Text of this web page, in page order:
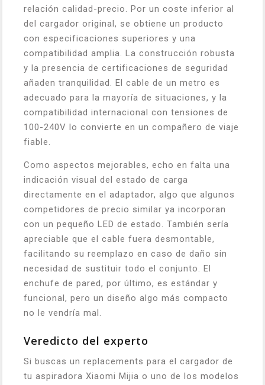
relación calidad-precio. Por un coste inferior al
del cargador original, se obtiene un producto
con especificaciones superiores y una
compatibilidad amplia. La construcción robusta
y la presencia de certificaciones de seguridad
añaden tranquilidad. El cable de un metro es
adecuado para la mayoría de situaciones, y la
compatibilidad internacional con tensiones de
100-240V lo convierte en un compañero de viaje
fiable.
Como aspectos mejorables, echo en falta una
indicación visual del estado de carga
directamente en el adaptador, algo que algunos
competidores de precio similar ya incorporan
con un pequeño LED de estado. También sería
apreciable que el cable fuera desmontable,
facilitando su reemplazo en caso de daño sin
necesidad de sustituir todo el conjunto. El
enchufe de pared, por último, es estándar y
funcional, pero un diseño algo más compacto
no le vendría mal.
Veredicto del experto
Si buscas un replacements para el cargador de
tu aspiradora Xiaomi Mijia o uno de los modelos